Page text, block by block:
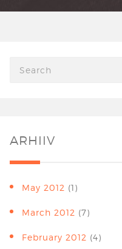
ARHIIV
May 2012 (1)
March 2012 (7)
February 2012 (4)